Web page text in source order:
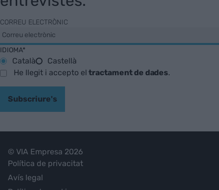
CORREU ELECTRÒNIC
IDIOMA*
Català
Castellà
He llegit i accepto eltractament de dades.
Subscriure's
© VIA Empresa 2026
Política de privacitat
Avís legal